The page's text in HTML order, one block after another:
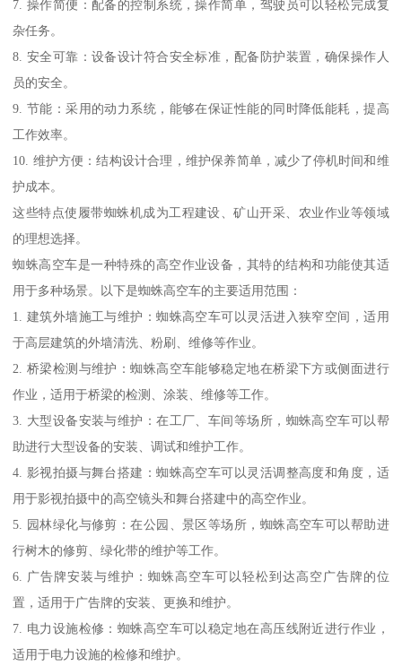
7. 操作简便：配备的控制系统，操作简单，驾驶员可以轻松完成复
杂任务。
8. 安全可靠：设备设计符合安全标准，配备防护装置，确保操作人
员的安全。
9. 节能：采用的动力系统，能够在保证性能的同时降低能耗，提高
工作效率。
10. 维护方便：结构设计合理，维护保养简单，减少了停机时间和维
护成本。
这些特点使履带蜘蛛机成为工程建设、矿山开采、农业作业等领域
的理想选择。
蜘蛛高空车是一种特殊的高空作业设备，其特的结构和功能使其适
用于多种场景。以下是蜘蛛高空车的主要适用范围：
1. 建筑外墙施工与维护：蜘蛛高空车可以灵活进入狭窄空间，适用
于高层建筑的外墙清洗、粉刷、维修等作业。
2. 桥梁检测与维护：蜘蛛高空车能够稳定地在桥梁下方或侧面进行
作业，适用于桥梁的检测、涂装、维修等工作。
3. 大型设备安装与维护：在工厂、车间等场所，蜘蛛高空车可以帮
助进行大型设备的安装、调试和维护工作。
4. 影视拍摄与舞台搭建：蜘蛛高空车可以灵活调整高度和角度，适
用于影视拍摄中的高空镜头和舞台搭建中的高空作业。
5. 园林绿化与修剪：在公园、景区等场所，蜘蛛高空车可以帮助进
行树木的修剪、绿化带的维护等工作。
6. 广告牌安装与维护：蜘蛛高空车可以轻松到达高空广告牌的位
置，适用于广告牌的安装、更换和维护。
7. 电力设施检修：蜘蛛高空车可以稳定地在高压线附近进行作业，
适用于电力设施的检修和维护。